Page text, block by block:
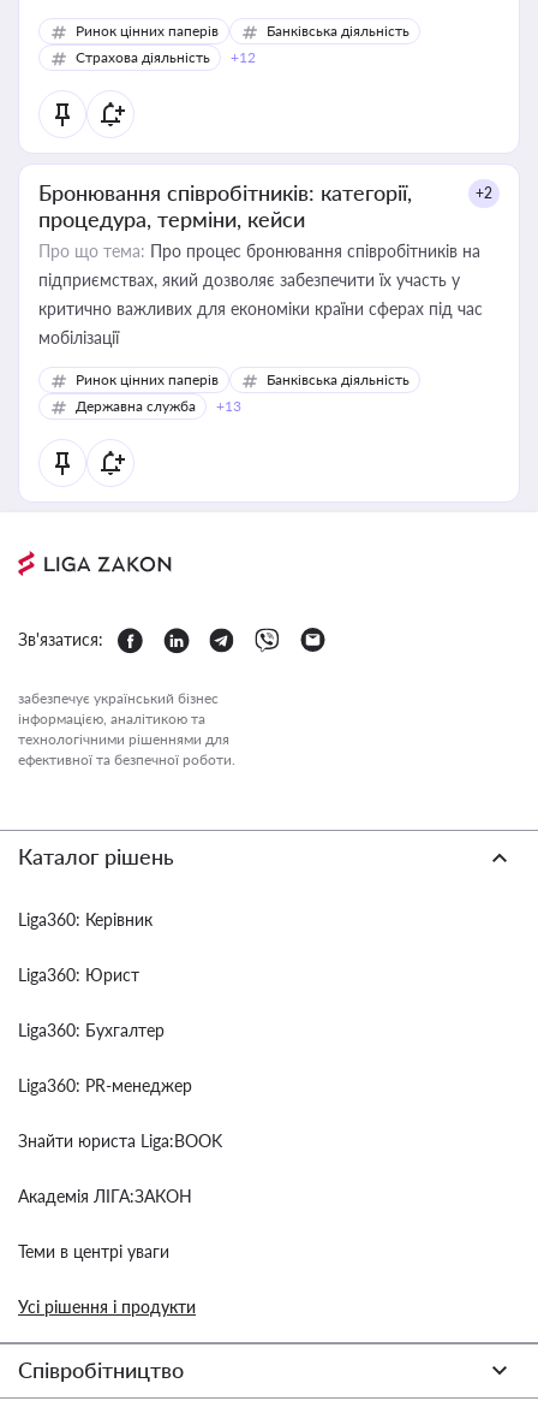
Ринок цінних паперів
Банківська діяльність
Страхова діяльність
+12
Бронювання співробітників: категорії,
процедура, терміни, кейси
+2
Про що тема: Про процес бронювання співробітників на
підприємствах, який дозволяє забезпечити їх участь у
критично важливих для економіки країни сферах під час
мобілізації
Ринок цінних паперів
Банківська діяльність
Державна служба
+13
Зв'язатися:
забезпечує український бізнес
інформацією, аналітикою та
технологічними рішеннями для
ефективної та безпечної роботи.
Каталог рішень
Liga360: Керівник
Liga360: Юрист
Liga360: Бухгалтер
Liga360: PR-менеджер
Знайти юриста Liga:BOOK
Академія ЛІГА:ЗАКОН
Теми в центрі уваги
Усі рішення і продукти
Співробітництво